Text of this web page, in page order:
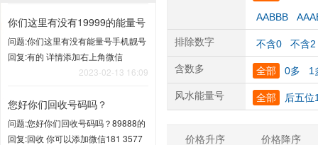
你们这里有没有19999的能量号
问题:你们这里有没有能量号手机靓号
回复:有的 详情添加右上角微信
2023-02-13 16:09
您好你们回收号码吗？
问题:您好你们回收号码吗？89888的
回复:回收 你可以添加微信181 3577
AABBB
排除数字 不含0 不含2
含数多 全部 0多 1
风水能量号 全部 后五位
价格升序 价格降序